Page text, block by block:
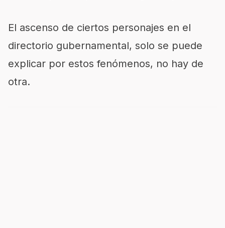
El ascenso de ciertos personajes en el
directorio gubernamental, solo se puede
explicar por estos fenómenos, no hay de
otra.